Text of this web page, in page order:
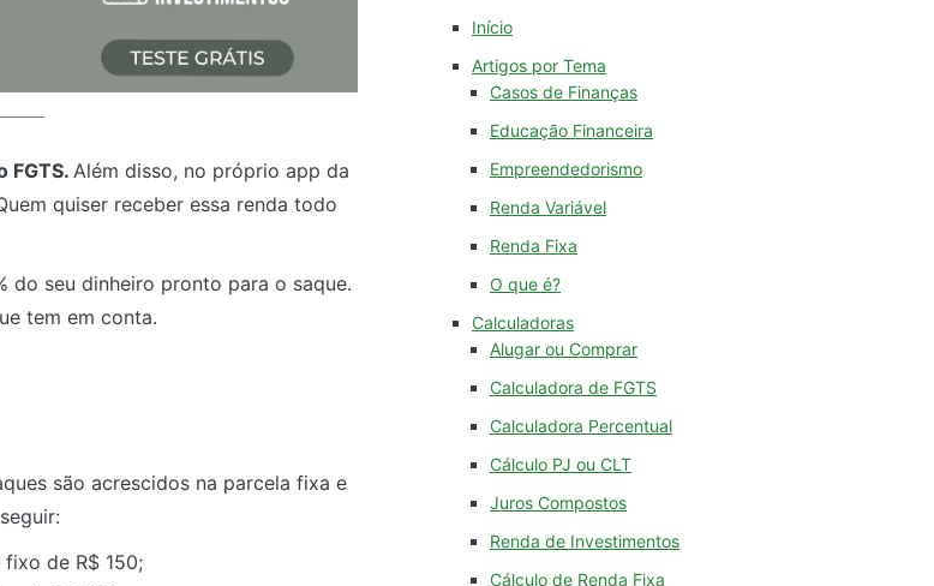
FGTS.Além disso, no próprio app da
quiser receber essa renda todo
do seu dinheiro pronto para o saque.
tem em conta.
são acrescidos na parcela fixa e
fixo de R$ 150;
Início
Artigos por Tema
Casos de Finanças
Educação Financeira
Empreendedorismo
Renda Variável
Renda Fixa
O que é?
Calculadoras
Alugar ou Comprar
Calculadora de FGTS
Calculadora Percentual
Cálculo PJ ou CLT
Juros Compostos
Renda de Investimentos
Cálculo de Renda Fixa